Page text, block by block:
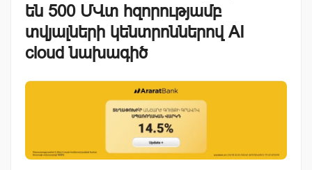
են 500 ՄՎտ հզորությամբ
տվյալների կենտրոններով AI
cloud նախագիծ